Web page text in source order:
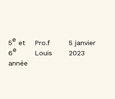
5e et
6e
année
Pro.f
Louis
5 janvier
2023